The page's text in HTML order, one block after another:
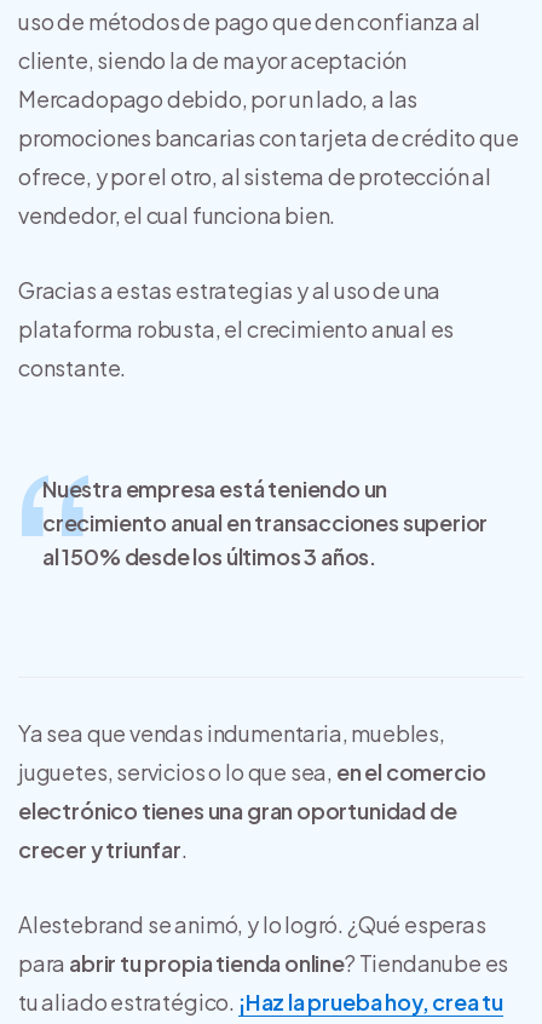
uso de métodos de pago que den confianza al
cliente, siendo la de mayor aceptación
Mercadopago debido, por un lado, a las
promociones bancarias con tarjeta de crédito que
ofrece, y por el otro, al sistema de protección al
vendedor, el cual funciona bien.
Gracias a estas estrategias y al uso de una
plataforma robusta, el crecimiento anual es
constante.
Nuestra empresa está teniendo un
crecimiento anual en transacciones superior
al 150% desde los últimos 3 años.
Ya sea que vendas indumentaria, muebles,
juguetes, servicios o lo que sea, en el comercio
electrónico tienes una gran oportunidad de
crecer y triunfar
Alestebrand se animó, y lo logró. ¿Qué esperas
para abrir tu propia tienda online? Tiendanube es
tu aliado estratégico. ¡Haz la prueba hoy, crea tu